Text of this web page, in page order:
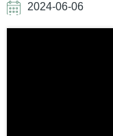
結
2024-06-06